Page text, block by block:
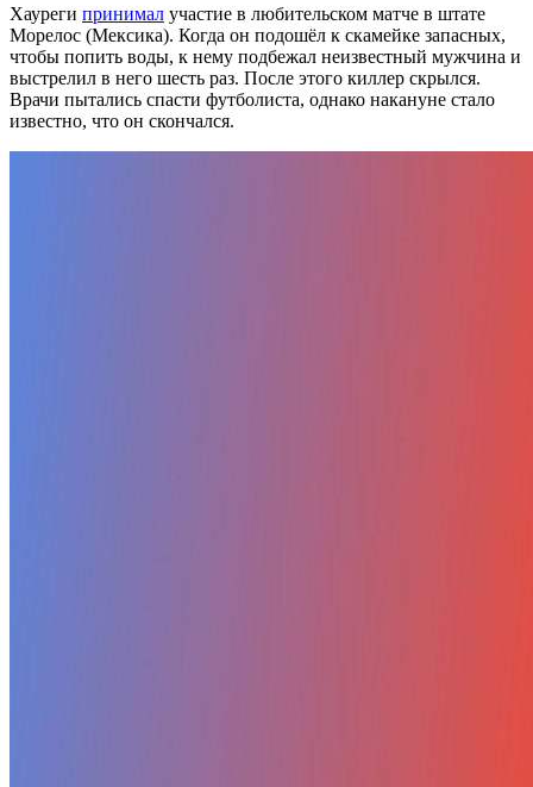
Хауреги принимал участие в любительском матче в штате
Морелос (Мексика). Когда он подошёл к скамейке запасных,
чтобы попить воды, к нему подбежал неизвестный мужчина и
выстрелил в него шесть раз. После этого киллер скрылся.
Врачи пытались спасти футболиста, однако накануне стало
известно, что он скончался.